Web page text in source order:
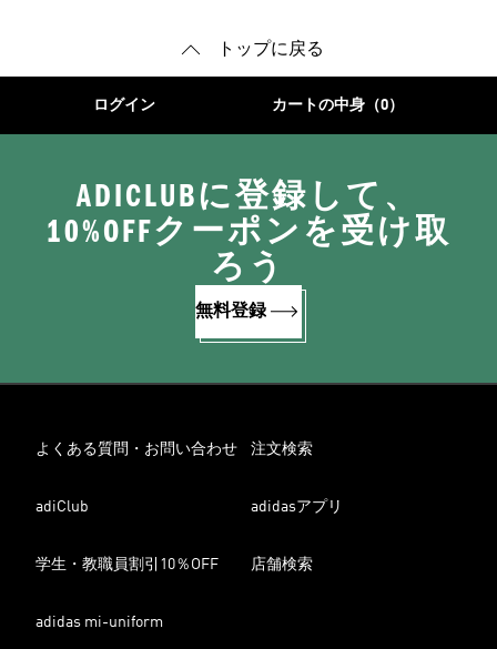
トップに戻る
ログイン カートの中身（0）
ADICLUBに登録して、
10%OFFクーポンを受け取
ろう
無料登録
よくある質問・お問い合わせ 注文検索
adiClub adidasアプリ
学生・教職員割引10％OFF 店舗検索
adidas mi-uniform